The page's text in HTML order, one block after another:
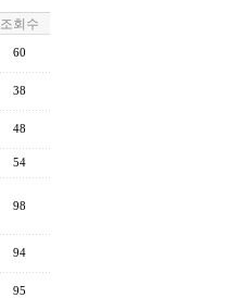
조회수
60
38
48
54
98
94
95